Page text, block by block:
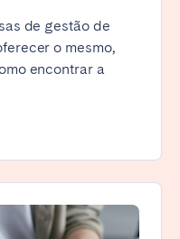
de gestão de
o mesmo,
encontrar a